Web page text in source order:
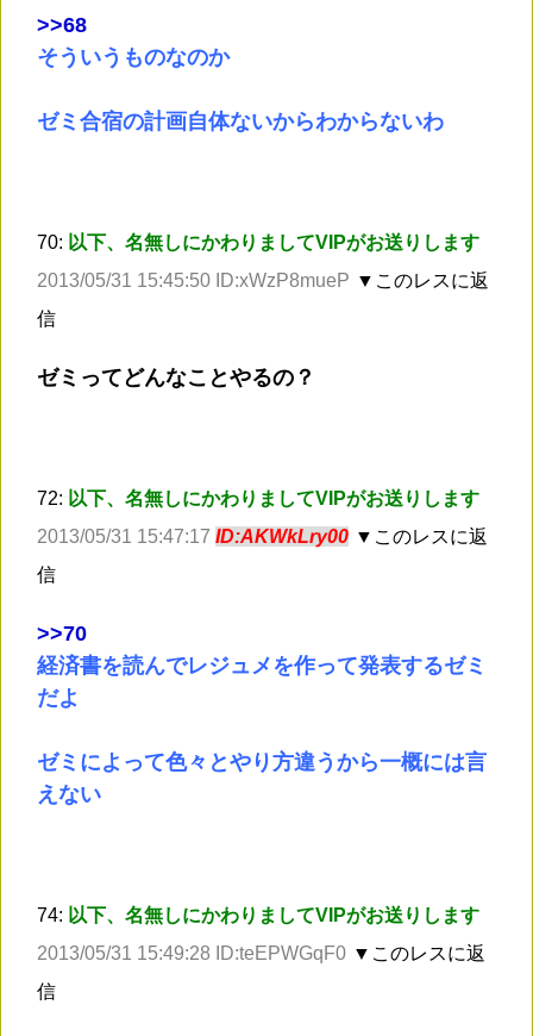
>>68
そういうものなのか
ゼミ合宿の計画自体ないからわからないわ
70: 以下、名無しにかわりましてVIPがお送りします
2013/05/31 15:45:50 ID:xWzP8mueP ▼このレスに返
信
ゼミってどんなことやるの？
72: 以下、名無しにかわりましてVIPがお送りします
2013/05/31 15:47:17 ID:AKWkLry00 ▼このレスに返
信
>>70
経済書を読んでレジュメを作って発表するゼミ
だよ
ゼミによって色々とやり方違うから一概には言
えない
74: 以下、名無しにかわりましてVIPがお送りします
2013/05/31 15:49:28 ID:teEPWGqF0 ▼このレスに返
信